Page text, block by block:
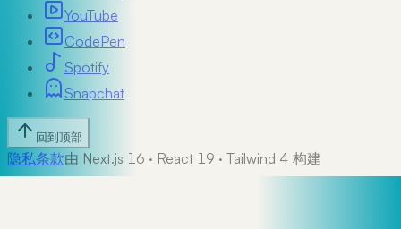
YouTube
CodePen
Spotify
Snapchat
回到顶部
隐私条款由 Next.js 16 · React 19 · Tailwind 4 构建